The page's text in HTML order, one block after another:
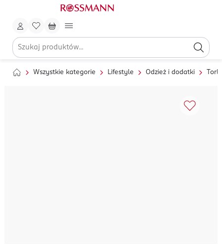
Wszystkie kategorie Lifestyle Odzież i dodatki